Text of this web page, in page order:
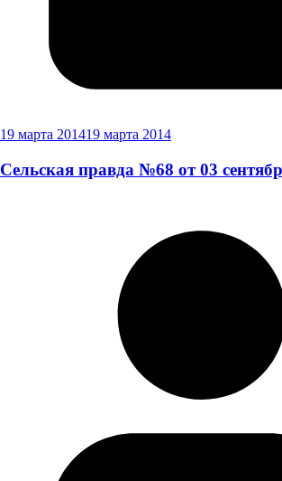
19 марта 201419 марта 2014
Сельская правда №68 от 03